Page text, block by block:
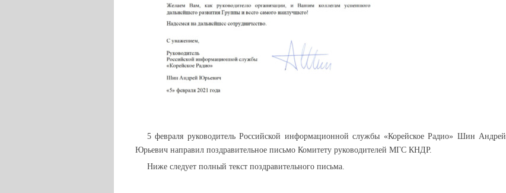
5 февраля руководитель Российской информационной службы «Корейское Радио» Шин Андрей
Юрьевич направил поздравительное письмо Комитету руководителей МГС КНДР.
Ниже следует полный текст поздравительного письма.